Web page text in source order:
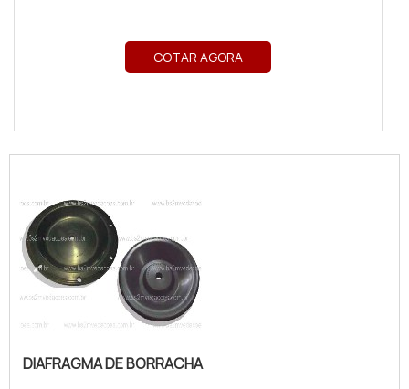
COTAR AGORA
DIAFRAGMA DE BORRACHA